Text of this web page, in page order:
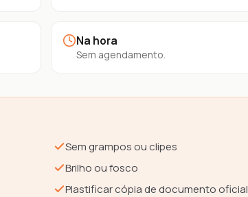
Na hora
Sem agendamento.
Sem grampos ou clipes
Brilho ou fosco
Plastificar cópia de documento oficial